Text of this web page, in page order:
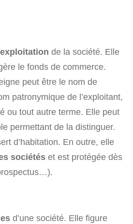
de la société. Elle
le fonds de commerce.
peut être le nom de
patronymique de l’exploitant,
ou tout autre terme. Elle peut
permettant de la distinguer.
d’habitation. En outre, elle
sociétés et est protégée dès
d’une société. Elle figure